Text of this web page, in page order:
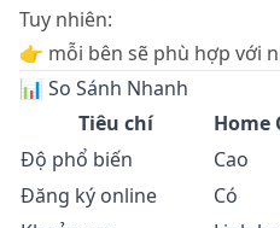
Tuy nhiên:
👉 mỗi bên sẽ phù hợp với
📊 So Sánh Nhanh
Tiêu chí
Home
Độ phổ biến
Cao
Đăng ký online
Có